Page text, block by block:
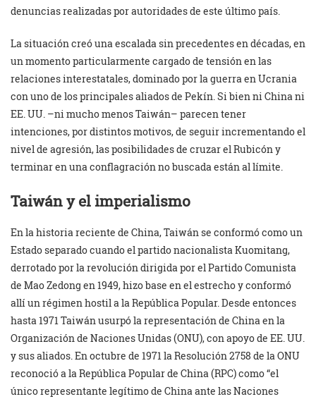
denuncias realizadas por autoridades de este último país.
La situación creó una escalada sin precedentes en décadas, en
un momento particularmente cargado de tensión en las
relaciones interestatales, dominado por la guerra en Ucrania
con uno de los principales aliados de Pekín. Si bien ni China ni
EE. UU. –ni mucho menos Taiwán– parecen tener
intenciones, por distintos motivos, de seguir incrementando el
nivel de agresión, las posibilidades de cruzar el Rubicón y
terminar en una conflagración no buscada están al límite.
Taiwán y el imperialismo
En la historia reciente de China, Taiwán se conformó como un
Estado separado cuando el partido nacionalista Kuomitang,
derrotado por la revolución dirigida por el Partido Comunista
de Mao Zedong en 1949, hizo base en el estrecho y conformó
allí un régimen hostil a la República Popular. Desde entonces
hasta 1971 Taiwán usurpó la representación de China en la
Organización de Naciones Unidas (ONU), con apoyo de EE. UU.
y sus aliados. En octubre de 1971 la Resolución 2758 de la ONU
reconoció a la República Popular de China (RPC) como “el
único representante legítimo de China ante las Naciones